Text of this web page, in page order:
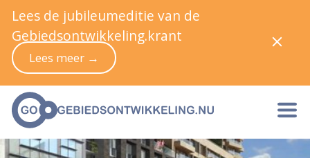
Lees de jubileumeditie van de
Gebiedsontwikkeling.krant
Lees meer →